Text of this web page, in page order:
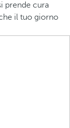
prende cura
il tuo giorno